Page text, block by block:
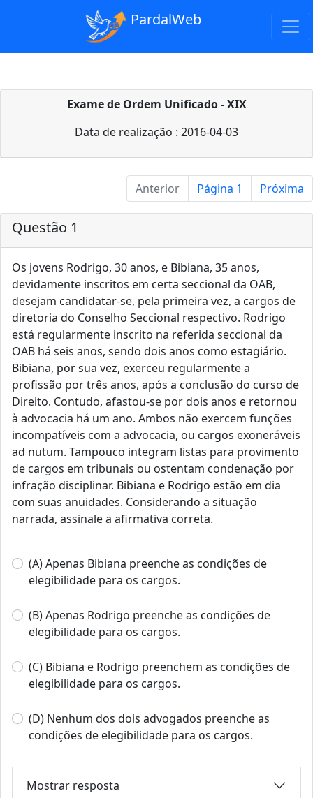
PardalWeb
Exame de Ordem Unificado - XIX
Data de realização : 2016-04-03
Anterior Página 1 Próxima
Questão 1
Os jovens Rodrigo, 30 anos, e Bibiana, 35 anos,
devidamente inscritos em certa seccional da OAB,
desejam candidatar-se, pela primeira vez, a cargos de
diretoria do Conselho Seccional respectivo. Rodrigo
está regularmente inscrito na referida seccional da
OAB há seis anos, sendo dois anos como estagiário.
Bibiana, por sua vez, exerceu regularmente a
profissão por três anos, após a conclusão do curso de
Direito. Contudo, afastou-se por dois anos e retornou
à advocacia há um ano. Ambos não exercem funções
incompatíveis com a advocacia, ou cargos exoneráveis
ad nutum. Tampouco integram listas para provimento
de cargos em tribunais ou ostentam condenação por
infração disciplinar. Bibiana e Rodrigo estão em dia
com suas anuidades. Considerando a situação
narrada, assinale a afirmativa correta.
(A) Apenas Bibiana preenche as condições de
elegibilidade para os cargos.
(B) Apenas Rodrigo preenche as condições de
elegibilidade para os cargos.
(C) Bibiana e Rodrigo preenchem as condições de
elegibilidade para os cargos.
(D) Nenhum dos dois advogados preenche as
condições de elegibilidade para os cargos.
Mostrar resposta